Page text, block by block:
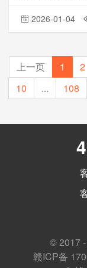
2026-01-04
上一页 1 2
10
... 108
© 2017
赣ICP备